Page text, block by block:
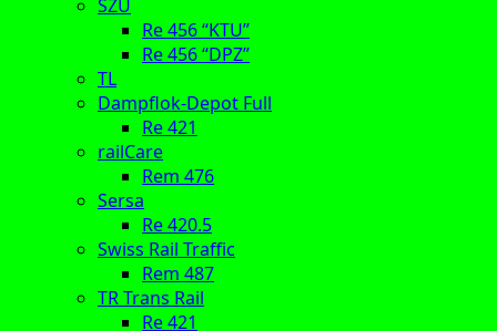
SZU
Re 456 “KTU”
Re 456 “DPZ”
TL
Dampflok-Depot Full
Re 421
railCare
Rem 476
Sersa
Re 420.5
Swiss Rail Traffic
Rem 487
TR Trans Rail
Re 421